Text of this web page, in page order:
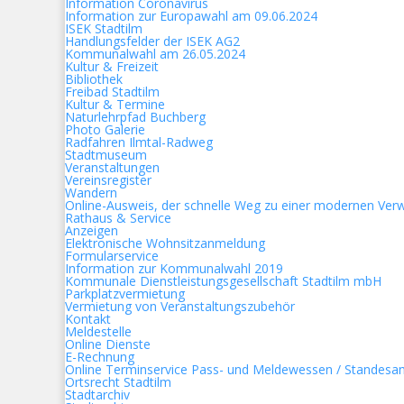
Information zur Europawahl am 09.06.2024
ISEK Stadtilm
Handlungsfelder der ISEK AG2
Kommunalwahl am 26.05.2024
Kultur & Freizeit
Bibliothek
Freibad Stadtilm
Kultur & Termine
Naturlehrpfad Buchberg
Photo Galerie
Radfahren Ilmtal-Radweg
Stadtmuseum
Veranstaltungen
Vereinsregister
Wandern
Online-Ausweis, der schnelle Weg zu einer modernen
Rathaus & Service
Anzeigen
Elektronische Wohnsitzanmeldung
Formularservice
Information zur Kommunalwahl 2019
Kommunale Dienstleistungsgesellschaft Stadtilm mbH
Parkplatzvermietung
Vermietung von Veranstaltungszubehör
Kontakt
Meldestelle
Online Dienste
E-Rechnung
Online Terminservice Pass- und Meldewessen /
Ortsrecht Stadtilm
Stadtarchiv